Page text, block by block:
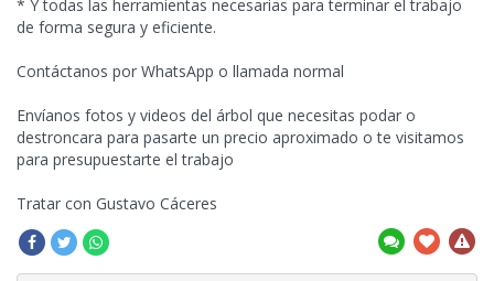
* Y todas las herramientas necesarias para terminar el trabajo
de forma segura y eficiente.
Contáctanos por WhatsApp o llamada normal
Envíanos fotos y videos del árbol que necesitas podar o
destroncara para pasarte un precio aproximado o te visitamos
para presupuestarte el trabajo
Tratar con Gustavo Cáceres